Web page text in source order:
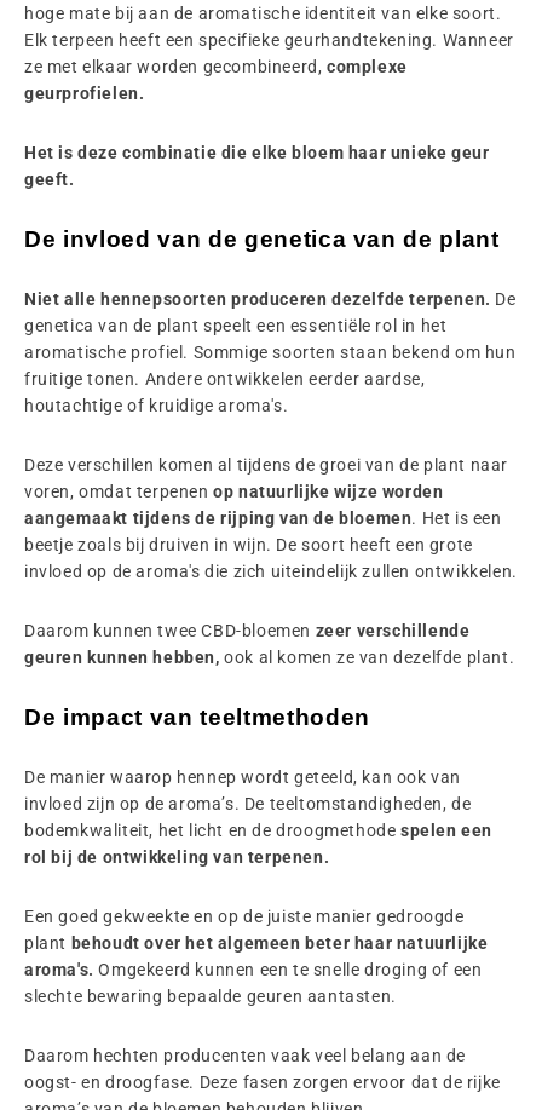
hoge mate bij aan de aromatische identiteit van elke soort.
Elk terpeen heeft een specifieke geurhandtekening. Wanneer
ze met elkaar worden gecombineerd,complexe
geurprofielen.
Het is deze combinatie die elke bloem haar unieke geur
geeft.
De invloed van de genetica van de plant
Niet alle hennepsoorten produceren dezelfde terpenen. De
genetica van de plant speelt een essentiële rol in het
aromatische profiel. Sommige soorten staan bekend om hun
fruitige tonen. Andere ontwikkelen eerder aardse,
houtachtige of kruidige aroma's.
Deze verschillen komen al tijdens de groei van de plant naar
voren, omdat terpenenop natuurlijke wijze worden
aangemaakt tijdens de rijping van de bloemen. Het is een
beetje zoals bij druiven in wijn. De soort heeft een grote
invloed op de aroma's die zich uiteindelijk zullen ontwikkelen.
Daarom kunnen twee CBD-bloemen zeer verschillende
geuren kunnen hebben,ook al komen ze van dezelfde plant.
De impact van teeltmethoden
De manier waarop hennep wordt geteeld, kan ook van
invloed zijn op de aroma’s. De teeltomstandigheden, de
bodemkwaliteit, het licht en de droogmethode spelen een
rol bij de ontwikkeling van terpenen.
Een goed gekweekte en op de juiste manier gedroogde
plant behoudt over het algemeen beter haar natuurlijke
aroma's.Omgekeerd kunnen een te snelle droging of een
slechte bewaring bepaalde geuren aantasten.
Daarom hechten producenten vaak veel belang aan de
oogst- en droogfase. Deze fasen zorgen ervoor dat de rijke